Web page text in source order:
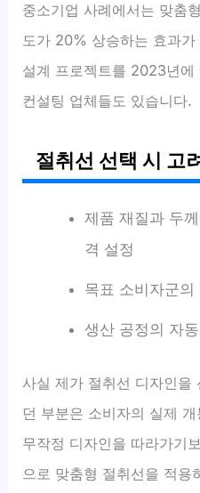
중소기업 사례에서는 맞춤
도가 20% 상승하는 효과
설계 프로젝트를 2023년
컨설팅 업체들도 있습니다.
절취선 선택 시 고
제품 재질과 두
격 설정
목표 소비자군
생산 공정의 자
사실 제가 절취선 디자인을
던 부분은 소비자의 실제
무작정 디자인을 따라가기
으로 맞춤형 절취선을 적용